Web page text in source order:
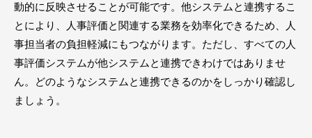
動的に反映させることが可能です。他システムと連携するこ
とにより、人事評価と関連する業務を効率化できるため、人
事担当者の負担軽減にもつながります。ただし、すべての人
事評価システムが他システムと連携できわけではありませ
ん。どのようなシステムと連携できるのかをしっかり確認し
ましょう。